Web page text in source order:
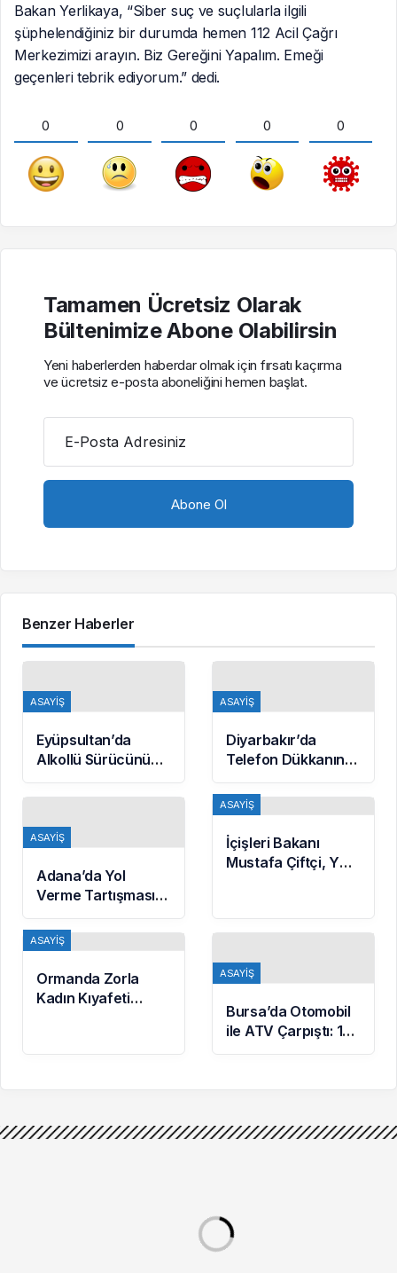
Bakan Yerlikaya, “Siber suç ve suçlularla ilgili
şüphelendiğiniz bir durumda hemen 112 Acil Çağrı
Merkezimizi arayın. Biz Gereğini Yapalım. Emeği
geçenleri tebrik ediyorum.” dedi.
0 0 0 0 0
Tamamen Ücretsiz Olarak
Bültenimize Abone Olabilirsin
Yeni haberlerden haberdar olmak için fırsatı kaçırma
ve ücretsiz e-posta aboneliğini hemen başlat.
E-Posta Adresiniz
Benzer Haberler
ASAYIŞ
Eyüpsultan’da
Alkollü Sürücünün
Çarptığı Motokurye
Yaşamını Yitirdi:
Aileden Tepki
ASAYIŞ
Diyarbakır’da
Telefon Dükkanına
Silahlı Saldırı: 2
Kişiyi Yaralayan
Şüpheli Tutuklandı
ASAYIŞ
Adana’da Yol
Verme Tartışması
Kavgaya Dönüştü:
Testereyle Saldırı
Kamerada
ASAYIŞ
İçişleri Bakanı
Mustafa Çiftçi, YÖK
ASAYIŞ
Ormanda Zorla
Kadın Kıyafeti
ASAYIŞ
Bursa’da Otomobil
ile ATV Çarpıştı: 1
Ölü